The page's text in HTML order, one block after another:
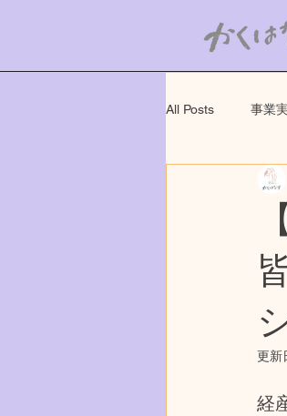
All Posts 事業
更新
経